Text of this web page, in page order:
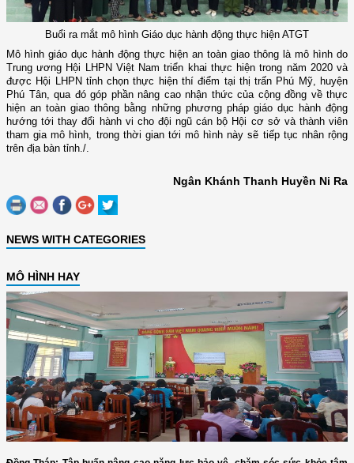
Buổi ra mắt mô hình Giáo dục hành động thực hiện ATGT
Mô hình giáo dục hành động thực hiện an toàn giao thông là mô hình do
Trung ương Hội LHPN Việt Nam triển khai thực hiện trong năm 2020 và
được Hội LHPN tỉnh chọn thực hiện thí điểm tại thị trấn Phú Mỹ, huyện
Phú Tân, qua đó góp phần nâng cao nhận thức của cộng đồng về thực
hiện an toàn giao thông bằng những phương pháp giáo dục hành động
hướng tới thay đổi hành vi cho đội ngũ cán bộ Hội cơ sở và thành viên
tham giamô hình , trong thời gian tới mô hình này sẽ tiếp tục nhân rộng
trên địa bàn tỉnh./.
Ngân Khánh Thanh Huyền Ni Ra
NEWS WITH CATEGORIES
MÔ HÌNH HAY